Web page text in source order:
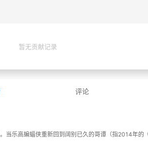
暂无贡献记录
评论
乐高蝙蝠侠重新回到阔别已久的哥谭（指2014年